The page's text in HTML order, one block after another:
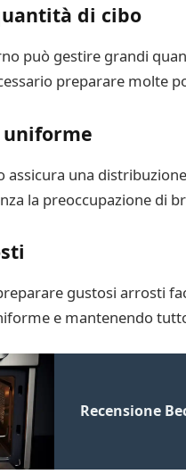
di cibo
può gestire grandi
preparare molte
assicura una
la preoccupazione di
gustosi arrosti
e mantenendo
Recensione